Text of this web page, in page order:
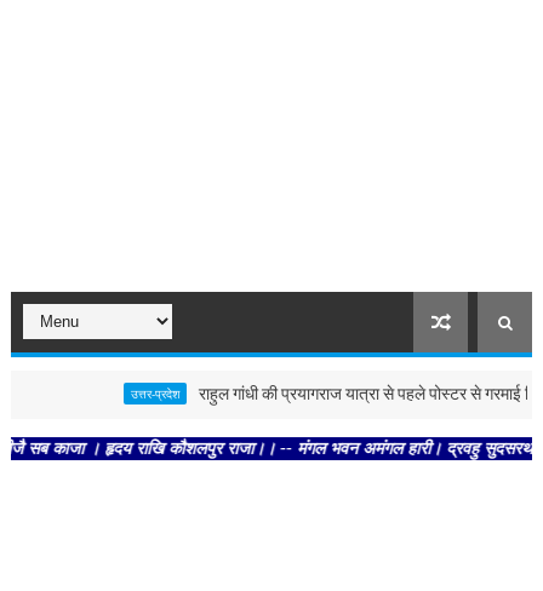
उत्तर-प्रदेश राहुल गांधी की प्रयागराज यात्रा से पहले पोस्टर से गरमाई सियासत
। हृदय राखि कौशलपुर राजा।। -- मंगल भवन अमंगल हारी। द्रवहु सुदसरथ अजिर